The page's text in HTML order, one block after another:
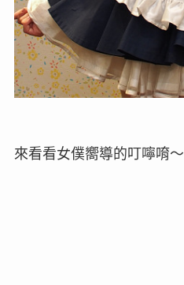
來看看女僕嚮導的叮嚀唷～